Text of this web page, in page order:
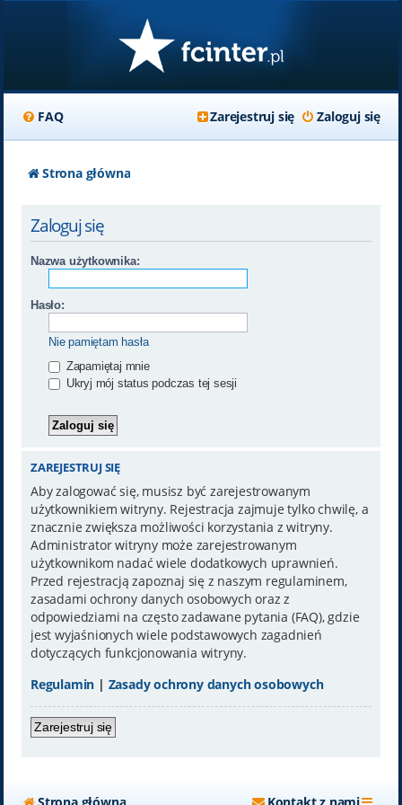
FAQ Zaloguj się
Zarejestruj się
Strona główna
Zaloguj się
Nazwa użytkownika:
Hasło:
Nie pamiętam hasła
Zapamiętaj mnie
Ukryj mój status podczas tej sesji
ZAREJESTRUJ SIĘ
Aby zalogować się, musisz być zarejestrowanym
użytkownikiem witryny. Rejestracja zajmuje tylko chwilę, a
znacznie zwiększa możliwości korzystania z witryny.
Administrator witryny może zarejestrowanym
użytkownikom nadać wiele dodatkowych uprawnień.
Przed rejestracją zapoznaj się z naszym regulaminem,
zasadami ochrony danych osobowych oraz z
odpowiedziami na często zadawane pytania (FAQ), gdzie
jest wyjaśnionych wiele podstawowych zagadnień
dotyczących funkcjonowania witryny.
Regulamin | Zasady ochrony danych osobowych
Zarejestruj się
Strona główna Kontakt z nami